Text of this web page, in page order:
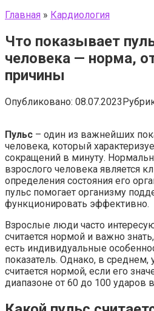
Главная » Кардиология
Что показывает
человека — норма,
причины
Опубликовано: 08.07.2023
Пульс – один из важнейших
человека, который
сокращений в минуту.
взрослого человека является
определения состояния его
пульс помогает организму
функционировать эффективно.
Взрослые люди часто
считается нормой и важно
есть индивидуальные
показатель. Однако, в
считается нормой, если его
диапазоне от 60 до 100 ударов